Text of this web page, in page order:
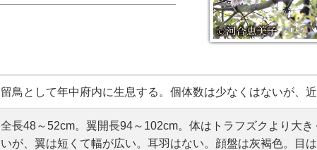
留鳥として年中府内に生息する。個体数は少なくはないが、近
全長48～52cm。翼開長94～102cm。体はトラフズクより大
いが、翼は短くて幅が広い。耳羽はない。顔盤は灰褐色。目